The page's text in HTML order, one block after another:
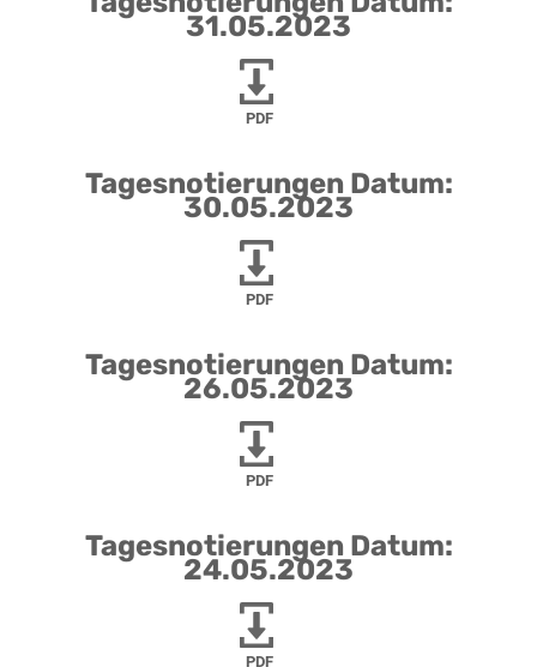
31.05.2023
PDF
Tagesnotierungen Datum:
30.05.2023
PDF
Tagesnotierungen Datum:
26.05.2023
PDF
Tagesnotierungen Datum:
24.05.2023
PDF